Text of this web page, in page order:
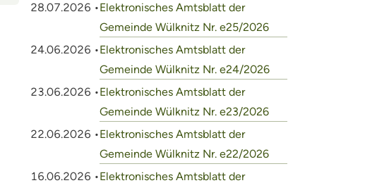
28.07.2026 •Elektronisches Amtsblatt der
Gemeinde Wülknitz Nr. e25/2026
24.06.2026 •Elektronisches Amtsblatt der
Gemeinde Wülknitz Nr. e24/2026
23.06.2026 •Elektronisches Amtsblatt der
Gemeinde Wülknitz Nr. e23/2026
22.06.2026 •Elektronisches Amtsblatt der
Gemeinde Wülknitz Nr. e22/2026
16.06.2026 •Elektronisches Amtsblatt der